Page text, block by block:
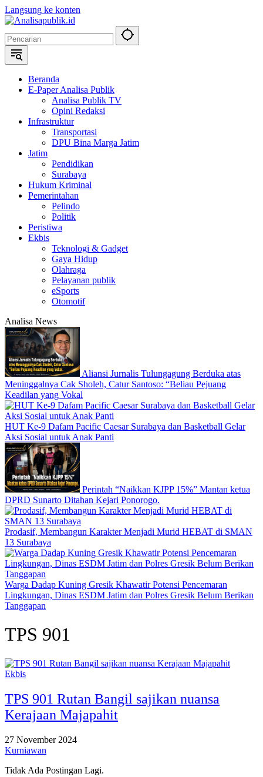
Langsung ke konten
Beranda
E-Paper Analisa Publik
Analisa Publik TV
Opini Redaksi
Infrastruktur
Transportasi
DPU Bina Marga Jatim
Jatim
Pendidikan
Surabaya
Hukum Kriminal
Pemerintahan
Pelindo
Politik
Peristiwa
Ekbis
Teknologi & Gadget
Gaya Hidup
Olahraga
Pelayanan publik
eSports
Otomotif
Analisa News
Aliansi Jurnalis Tulungagung Berduka atas
Meninggalnya Cak Sholeh, Catur Santoso: “Beliau Pejuang
Keadilan yang Vokal
HUT Ke-9 Dafam Pacific Caesar Surabaya dan Basketball Gelar
Aksi Sosial untuk Anak Panti
Perintah “Naikkan KJPP 15%” Mantan ketua
DPRD Sunarto Ditahan Kejari Ponorogo.
Prodasif, Membangun Karakter Menjadi Murid HEBAT di SMAN
13 Surabaya
Warga Dadap Kuning Gresik Khawatir Potensi Pencemaran
Lingkungan, Dinas ESDM Jatim dan Polres Gresik Belum Berikan
Tanggapan
TPS 901
Ekbis
TPS 901 Rutan Bangil sajikan nuansa
Kerajaan Majapahit
27 November 2024
Kurniawan
Tidak Ada Postingan Lagi.